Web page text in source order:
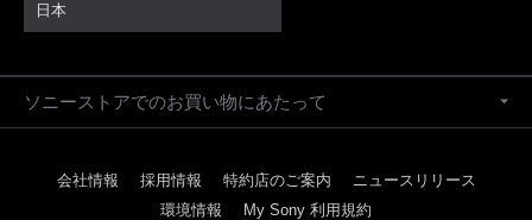
日本
ソニーストアでのお買い物にあたって
会社情報 採用情報 特約店のご案内
ニュースリリース
環境情報
My Sony 利用規約